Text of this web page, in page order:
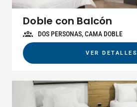
Doble con Balcón
DOS PERSONAS, CAMA DOBLE
VER DETALLES